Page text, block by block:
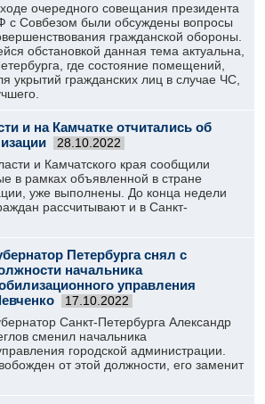
очередного совещания президента
с Совбезом были обсуждены вопросы
гражданской обороны.
обстановкой данная тема актуальна,
где состояние помещений,
укрытий гражданских лиц в случае ЧС,
и на Камчатке отчитались об
28.10.2022
и Камчатского края сообщили
в рамках объявленной в стране
уже выполнены. До конца недели
рассчитывают и в Санкт-
Петербурга снял с
начальника
управления
17.10.2022
Санкт-Петербурга Александр
сменил начальника
городской администрации.
от этой должности, его заменит